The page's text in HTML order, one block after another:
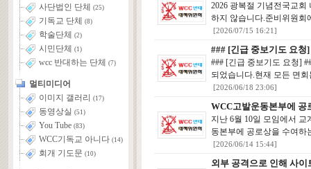
사단법인 단체
(25)
기독교 단체 (8)
학술단체 (2)
시민단체 (1)
wcc 반대하는 단체 (7)
멀티미디어
이미지 갤러리
(17)
동영상실 (51)
You Tube (83)
WCC기독교 아니다 (14)
회개 기도문 (10)
2026 광복절 기념전국교
하지 않습니다.준비위원회
[2026/07/15 16:21]
### [긴급 중보기도 요청
### [긴급 중보기도 요청]
되었습니다.현재 모든 면
[2026/06/18 23:06]
WCC고발운동본부에 공
지난 6월 10일 모임에서
동본부에 공로상을 수여하
[2026/06/14 15:44]
외부 공격으로 인해 사